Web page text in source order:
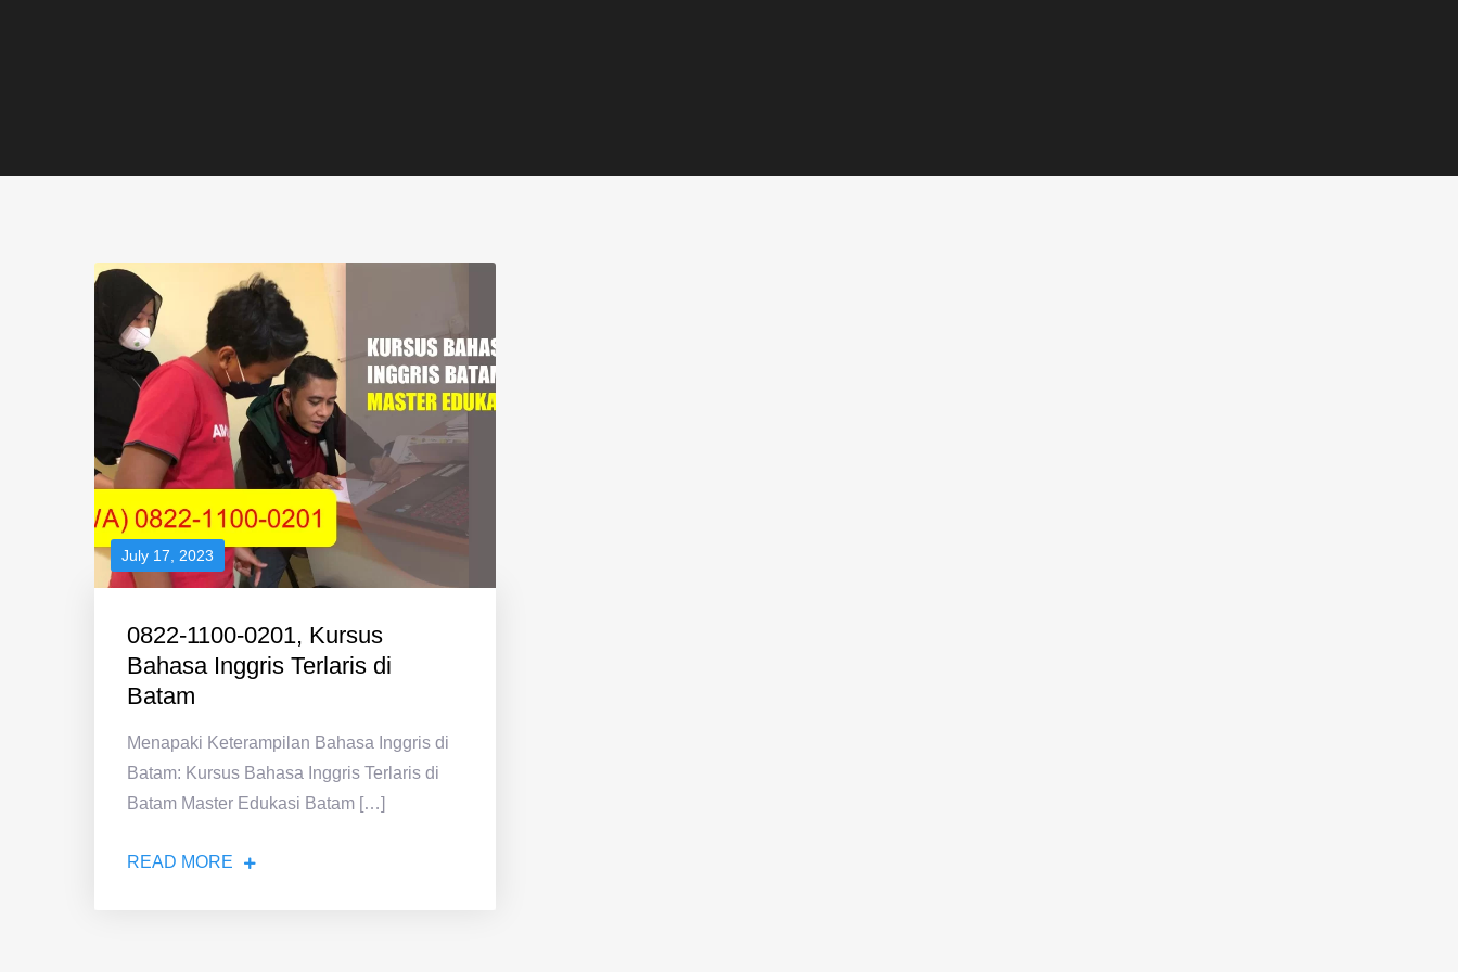
July 17, 2023
0822-1100-0201, Kursus
Bahasa Inggris Terlaris di
Batam
Menapaki Keterampilan Bahasa Inggris di
Batam: Kursus Bahasa Inggris Terlaris di
Batam Master Edukasi Batam […]
READ MORE